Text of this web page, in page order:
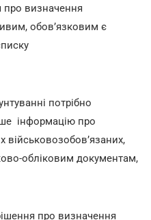
про визначення
обов’язковим є
потрібно
інформацію про
військовозобов’язаних,
обліковим документам,
про визначення